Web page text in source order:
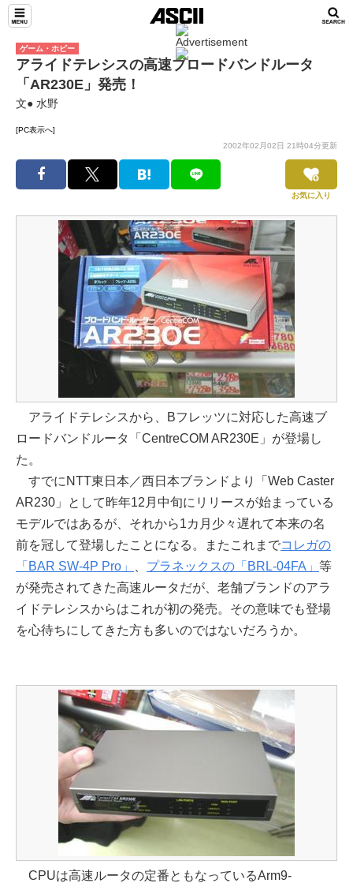
ゲーム・ホビー
アライドテレシスの高速ブロードバンドルータ
「AR230E」発売！
文● 水野
[PC表示へ]
2002年02月02日 21時04分更新
お気に入り
アライドテレシスから、Bフレッツに対応した高速ブ
ロードバンドルータ「CentreCOM AR230E」が登場し
た。
すでにNTT東日本／西日本ブランドより「Web Caster
AR230」として昨年12月中旬にリリースが始まっている
モデルではあるが、それから1カ月少々遅れて本来の名
前を冠して登場したことになる。またこれまでコレガの
「BAR SW-4P Pro」
プラネックスの「BRL-04FA」 等
が発売されてきた高速ルータだが、老舗ブランドのアラ
イドテレシスからはこれが初の発売。その意味でも登場
を心待ちにしてきた方も多いのではないだろうか。
CPUは高速ルータの定番ともなっているArm9-